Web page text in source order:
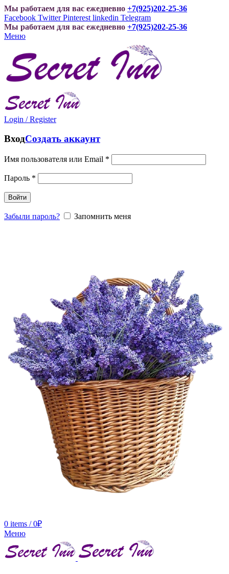
Мы работаем для вас ежедневно +7(925)202-25-36
Facebook Twitter Pinterest linkedin Telegram
Мы работаем для вас ежедневно +7(925)202-25-36
Меню
Login / Register
ВходСоздать аккаунт
Имя пользователя или Email *
Пароль *
Войти
Забыли пароль? Запомнить меня
0 items / 0₽
Меню